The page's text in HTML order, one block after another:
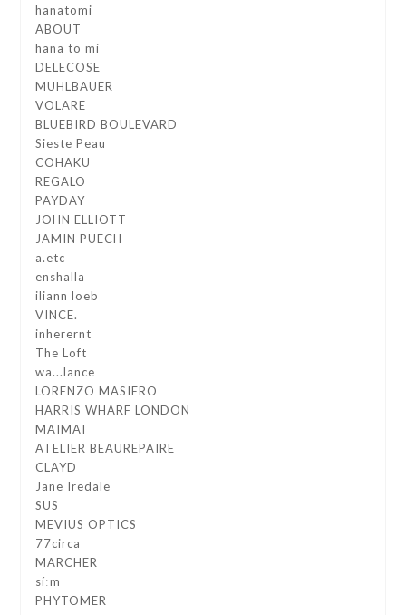
hanatomi
ABOUT
hana to mi
DELECOSE
MUHLBAUER
VOLARE
BLUEBIRD BOULEVARD
Sieste Peau
COHAKU
REGALO
PAYDAY
JOHN ELLIOTT
JAMIN PUECH
a.etc
enshalla
iliann loeb
VINCE.
inherernt
The Loft
wa...lance
LORENZO MASIERO
HARRIS WHARF LONDON
MAIMAI
ATELIER BEAUREPAIRE
CLAYD
Jane Iredale
SUS
MEVIUS OPTICS
77circa
MARCHER
síːm
PHYTOMER